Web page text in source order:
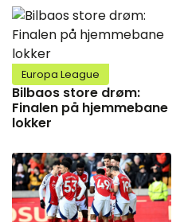
Europa League
Bilbaos store drøm:
Finalen på hjemmebane
lokker